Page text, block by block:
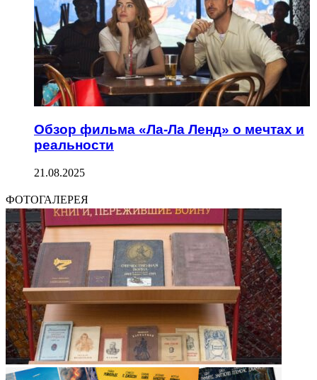
Обзор фильма «Ла-Ла Ленд» о мечтах и
реальности
21.08.2025
ФОТОГАЛЕРЕЯ